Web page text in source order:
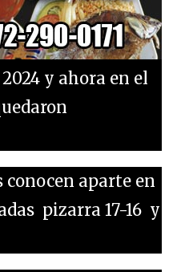
y ahora en el
aparte en
pizarra 17-16 y